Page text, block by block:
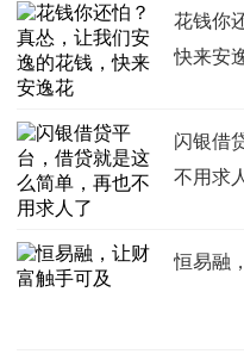
花钱你
快来安
闪银借
不用求
恒易融